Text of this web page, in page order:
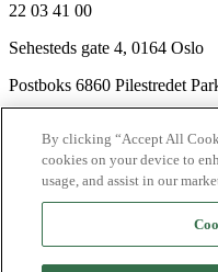
22 03 41 00
Sehesteds gate 4, 0164 Oslo
Postboks 6860 Pilestredet
Nyhetsbrev
Ledige stillinger
Send inn manus
By clicking “Accept All
cookies on your device to
usage, and assist in our